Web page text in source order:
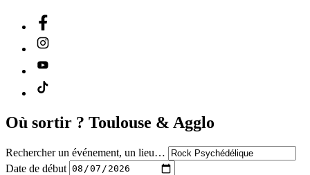
Où sortir ? Toulouse & Agglo
Rechercher un événement, un lieu…
Date de début